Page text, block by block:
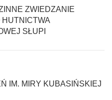
ZWIEDZANIE
SŁUPI
IM. MIRY KUBASIŃSKIEJ